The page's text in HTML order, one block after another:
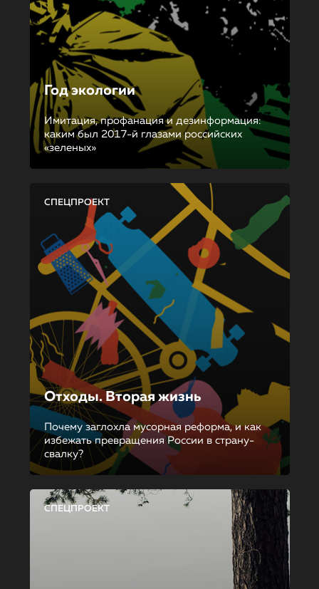
Год экологии
Имитация, профанация и дезинформация:
каким был 2017-й глазами российских
«зеленых»
СПЕЦПРОЕКТ
Отходы. Вторая жизнь
Почему заглохла мусорная реформа, и как
избежать превращения России в страну-
свалку?
СПЕЦПРОЕКТ